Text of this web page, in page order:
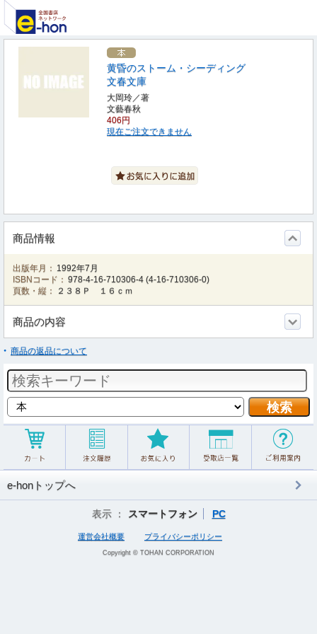
黄昏のストーム・シーディング
文春文庫
大岡玲／著
文藝春秋
406円
現在ご注文できません
商品情報
出版年月： 1992年7月
ISBNコード： 978-4-16-710306-4 (4-16-710306-0)
頁数・縦：
２３８Ｐ １６ｃｍ
商品の内容
商品の返品について
e-honトップへ
表示 ： スマートフォン PC
運営会社概要 プライバシーポリシー
Copyright © TOHAN CORPORATION